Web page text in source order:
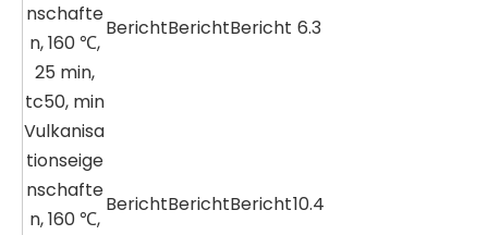
nschafte
n, 160 ℃,
25 min,
tc50, min
BerichtBerichtBericht 6.3
Vulkanisa
tionseige
nschafte
n, 160 ℃,
BerichtBerichtBericht10.4